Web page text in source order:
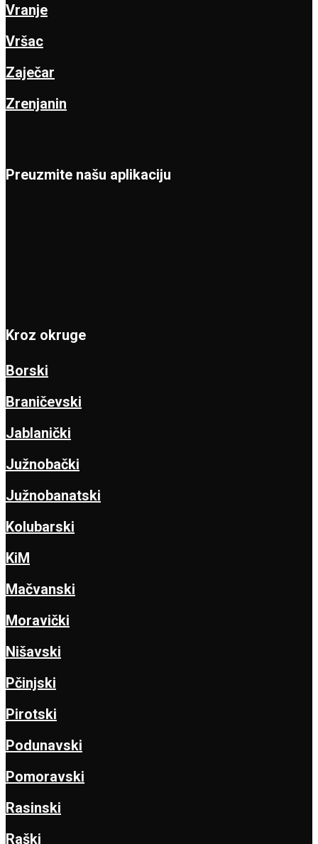
Vranje
Vršac
Zaječar
Zrenjanin
Preuzmite našu aplikaciju
Kroz okruge
Borski
Braničevski
Jablanički
Južnobački
Južnobanatski
Kolubarski
KiM
Mačvanski
Moravički
Nišavski
Pčinjski
Pirotski
Podunavski
Pomoravski
Rasinski
Raški